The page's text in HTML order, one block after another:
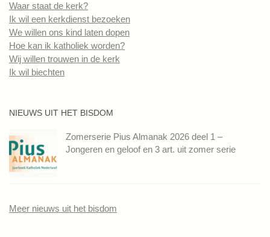
Waar staat de kerk?
Ik wil een kerkdienst bezoeken
We willen ons kind laten dopen
Hoe kan ik katholiek worden?
Wij willen trouwen in de kerk
Ik wil biechten
NIEUWS UIT HET BISDOM
Zomerserie Pius Almanak 2026 deel 1 –
Jongeren en geloof en 3 art. uit zomer serie
Meer nieuws uit het bisdom